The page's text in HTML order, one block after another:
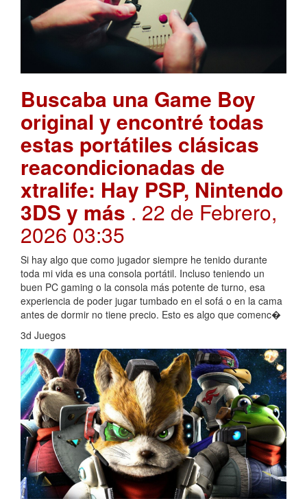
Buscaba una Game Boy
original y encontré todas
estas portátiles clásicas
reacondicionadas de
xtralife: Hay PSP, Nintendo
3DS y más. 22 de Febrero,
2026 03:35
Si hay algo que como jugador siempre he tenido durante
toda mi vida es una consola portátil. Incluso teniendo un
buen PC gaming o la consola más potente de turno, esa
experiencia de poder jugar tumbado en el sofá o en la cama
antes de dormir no tiene precio. Esto es algo que comenc�
3d Juegos